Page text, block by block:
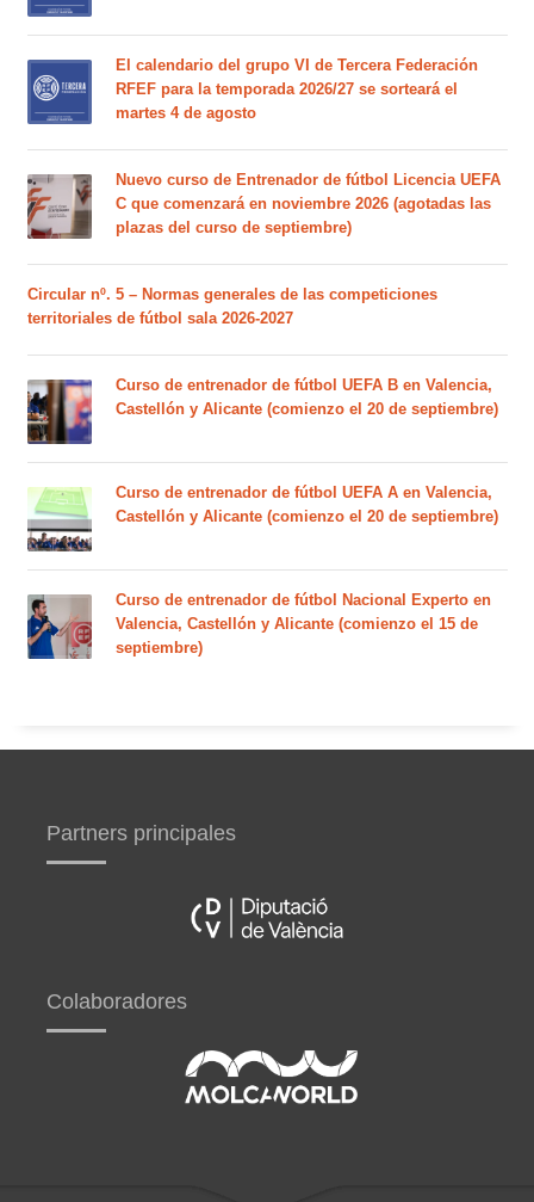
El calendario del grupo VI de Tercera Federación
RFEF para la temporada 2026/27 se sorteará el
martes 4 de agosto
Nuevo curso de Entrenador de fútbol Licencia UEFA
C que comenzará en noviembre 2026 (agotadas las
plazas del curso de septiembre)
Circular nº. 5 – Normas generales de las competiciones
territoriales de fútbol sala 2026-2027
Curso de entrenador de fútbol UEFA B en Valencia,
Castellón y Alicante (comienzo el 20 de septiembre)
Curso de entrenador de fútbol UEFA A en Valencia,
Castellón y Alicante (comienzo el 20 de septiembre)
Curso de entrenador de fútbol Nacional Experto en
Valencia, Castellón y Alicante (comienzo el 15 de
septiembre)
Partners principales
Colaboradores